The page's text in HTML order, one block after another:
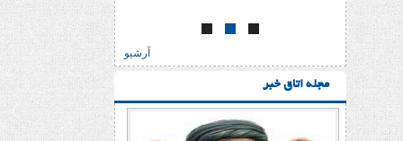
آرشیو
مجله اتاق خبر